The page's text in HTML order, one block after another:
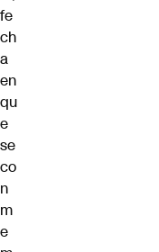
fe
ch
a
en
qu
e
se
co
n
m
e